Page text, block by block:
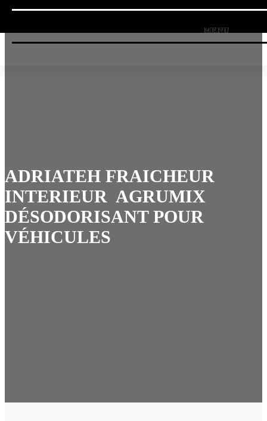
ADRIATEH FRAICHEUR
INTERIEUR AGRUMIX
DÉSODORISANT POUR
VÉHICULES